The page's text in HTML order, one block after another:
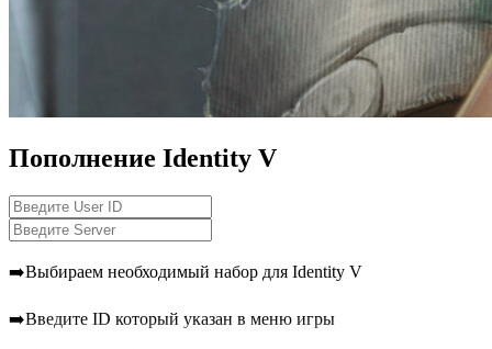
Пополнение Identity V
➡️Выбираем необходимый набор для Identity V
➡️Введите ID который указан в меню игры